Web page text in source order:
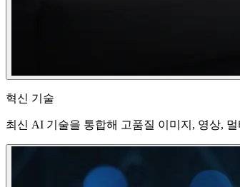
혁신 기술
최신 AI 기술을 통합해 고품질 이미지, 영상,